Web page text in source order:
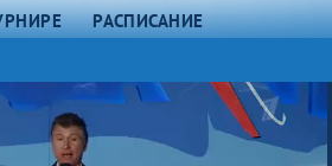
РАСПИСАНИЕ